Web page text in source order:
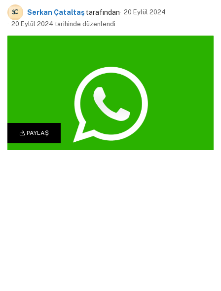
PAYLAŞ
Serkan Çataltaş tarafından 20 Eylül 2024
20 Eylül 2024 tarihinde düzenlendi